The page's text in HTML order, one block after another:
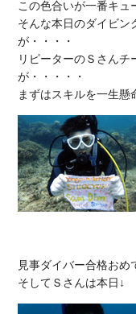
この色合いが一番キュ
そんな本日のダイビン
が・・・・
リピーターのＳさんチ
が・・・・・
見事ダイバー合格おめ